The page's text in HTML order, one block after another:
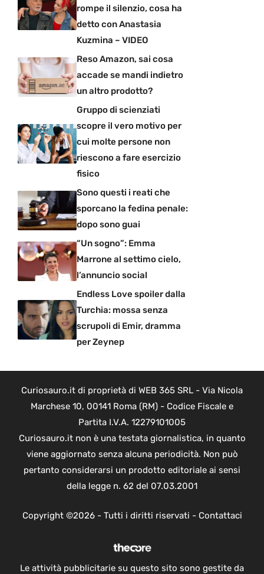
rompe il silenzio, cosa ha
detto con Anastasia
Kuzmina – VIDEO
Reso Amazon, sai cosa
accade se mandi indietro
un altro prodotto?
Gruppo di scienziati
scopre il vero motivo per
cui molte persone non
riescono a fare esercizio
fisico
Sono questi i reati che
sporcano la fedina penale:
dopo sono guai
“Un sogno”: Emma
Marrone al settimo cielo,
l’annuncio social
Endless Love spoiler dalla
Turchia: mossa senza
scrupoli di Emir, dramma
per Zeynep
Curiosauro.it di proprietà di WEB 365 SRL - Via Nicola
Marchese 10, 00141 Roma (RM) - Codice Fiscale e
Partita I.V.A. 12279101005
Curiosauro.it non è una testata giornalistica, in quanto
viene aggiornato senza alcuna periodicità. Non può
pertanto considerarsi un prodotto editoriale ai sensi
della legge n. 62 del 07.03.2001
Copyright ©2026 - Tutti i diritti riservati - Contattaci
Le attività pubblicitarie su questo sito sono gestite da